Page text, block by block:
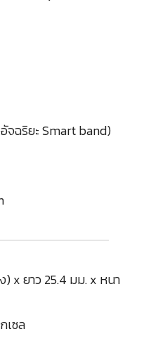
ฉริยะ Smart band)
) x ยาว 25.4 มม. x หนา
เซล